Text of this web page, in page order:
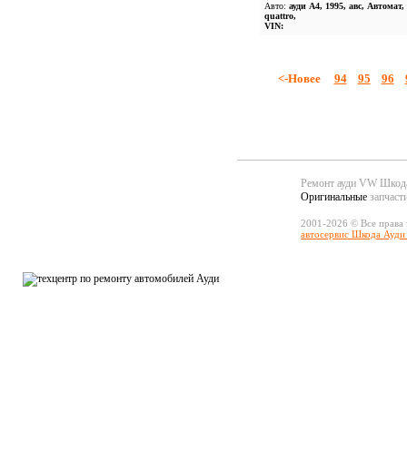
Авто: ауди А4, 1995, авс,
quattro,
VIN:
<-Новее 94 95 96
Ремонт ауди VW
Оригинальные
2001-2026 © Все
автосервис Шкода